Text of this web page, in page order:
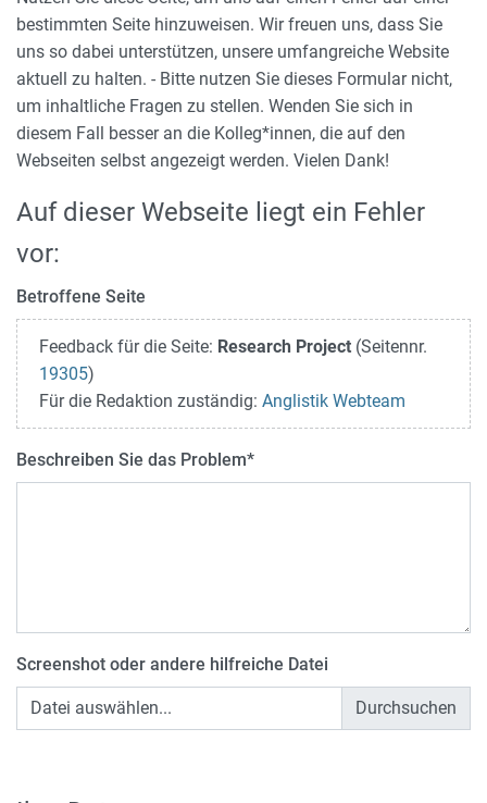
bestimmten Seite hinzuweisen. Wir freuen uns, dass Sie
uns so dabei unterstützen, unsere umfangreiche Website
aktuell zu halten. - Bitte nutzen Sie dieses Formular nicht,
um inhaltliche Fragen zu stellen. Wenden Sie sich in
diesem Fall besser an die Kolleg*innen, die auf den
Webseiten selbst angezeigt werden. Vielen Dank!
Auf dieser Webseite liegt ein Fehler
vor:
Betroffene Seite
Feedback für die Seite: Research Project (Seitennr.
19305)
Für die Redaktion zuständig: Anglistik Webteam
Beschreiben Sie das Problem*
Screenshot oder andere hilfreiche Datei
Datei auswählen...